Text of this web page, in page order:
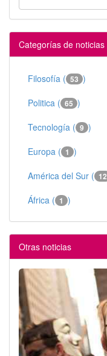
Categorías de noticias
Filosofía ( 53 )
Politica ( 65 )
Tecnología ( 9 )
Europa ( 1 )
América del Sur ( 12
África ( 1 )
Otras noticias